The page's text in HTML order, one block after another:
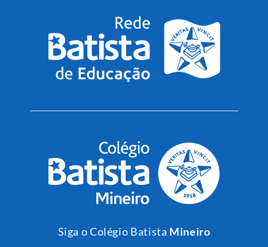
Siga o Colégio Batista Mineiro